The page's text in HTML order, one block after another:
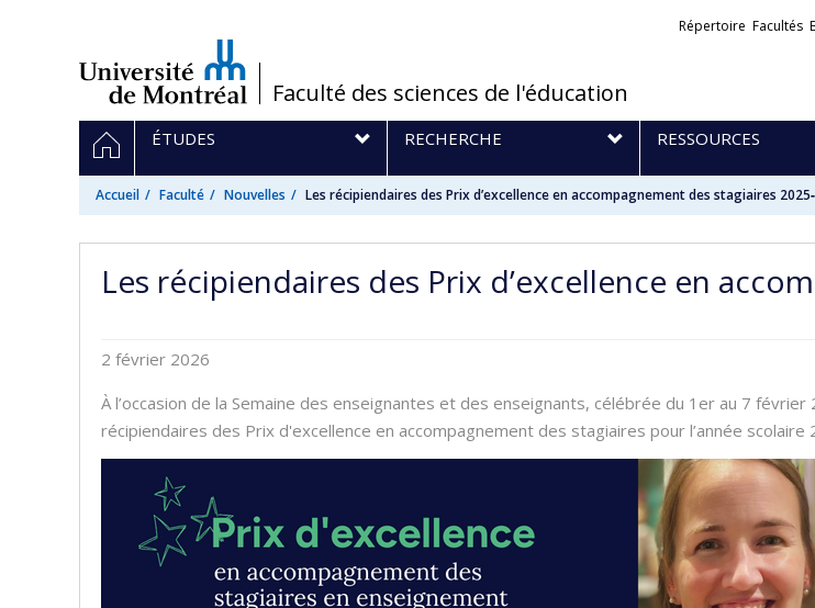
/Faculté des sciences de l'éducation
Liens
Répertoire Facultés
Navigation
principale
ACCUEIL
ÉTUDES RECHERCHE RESSOURCES
Accueil Faculté Nouvelles Les récipiendaires des Prix d’excellence en accompagnement des stagiaires
Les récipiendaires des Prix d’excellence en
2 février 2026
À l’occasion de la Semaine des enseignantes et des enseignants, célébrée du 1er au 7
récipiendaires des Prix d'excellence en accompagnement des stagiaires pour l’année scolaire